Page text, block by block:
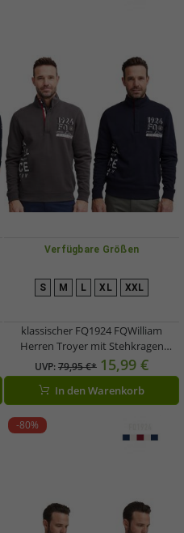
Verfügbare Größen
S M L XL XXL
klassischer FQ1924 FQWilliam
Herren Troyer mit Stehkragen
Pullover 21900589 in Grau oder Blau
UVP:79,95 €* 15,99 €
In den Warenkorb
-80%